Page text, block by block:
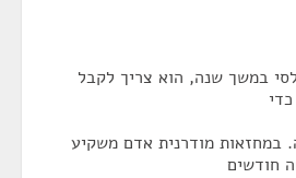
במשך שנה, הוא צריך לקבל
במחזאות מודרנית אדם משקיע
חודשים